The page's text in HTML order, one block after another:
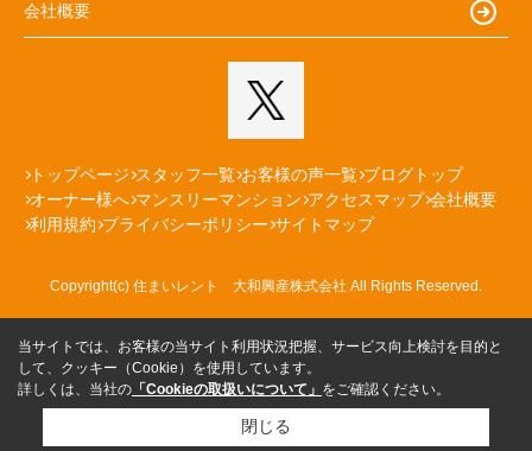
会社概要
トップページ スタッフ一覧 お客様の声一覧 ブログトップ
オーナー様へ マンスリーマンション アクセスマップ 会社概要
利用規約 プライバシーポリシー サイトマップ
Copyright(c) 住まいレント 大和興産株式会社 All Rights Reserved.
当サイトでは、お客様の当サイト利用状況把握、サービス向上検討を目的と
して、クッキー（Cookie）を使用しています。
詳しくは、当社の 「Cookieの取扱いについて」 をご確認ください。
閉じる